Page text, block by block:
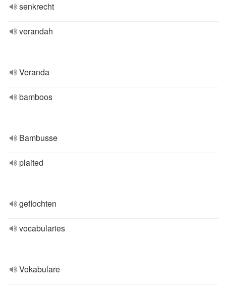
senkrecht
verandah
Veranda
bamboos
Bambusse
plaited
geflochten
vocabularies
Vokabulare